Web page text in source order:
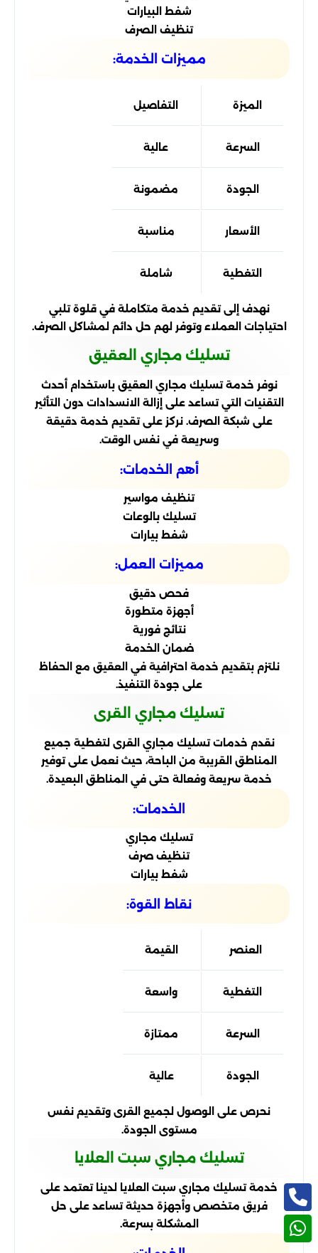
شفط البيارات
تنظيف الصرف
مميزات الخدمة:
الميزة التفاصيل
السرعة عالية
الجودة مضمونة
الأسعار مناسبة
التغطية شاملة
نهدف إلى تقديم خدمة متكاملة في قلوة تلبي
احتياجات العملاء وتوفر لهم حل دائم لمشاكل الصرف.
تسليك مجاري العقيق
نوفر خدمة تسليك مجاري العقيق باستخدام أحدث
التقنيات التي تساعد على إزالة الانسدادات دون التأثير
على شبكة الصرف. نركز على تقديم خدمة دقيقة
وسريعة في نفس الوقت.
أهم الخدمات:
تنظيف مواسير
تسليك بالوعات
شفط بيارات
مميزات العمل:
فحص دقيق
أجهزة متطورة
نتائج فورية
ضمان الخدمة
نلتزم بتقديم خدمة احترافية في العقيق مع الحفاظ
على جودة التنفيذ.
تسليك مجاري القرى
نقدم خدمات تسليك مجاري القرى لتغطية جميع
المناطق القريبة من الباحة، حيث نعمل على توفير
خدمة سريعة وفعالة حتى في المناطق البعيدة.
الخدمات:
تسليك مجاري
تنظيف صرف
شفط بيارات
نقاط القوة:
العنصر القيمة
التغطية واسعة
السرعة ممتازة
الجودة عالية
نحرص على الوصول لجميع القرى وتقديم نفس
مستوى الجودة.
تسليك مجاري سبت العلايا
خدمة تسليك مجاري سبت العلايا لدينا تعتمد على
فريق متخصص وأجهزة حديثة تساعد على حل
المشكلة بسرعة.